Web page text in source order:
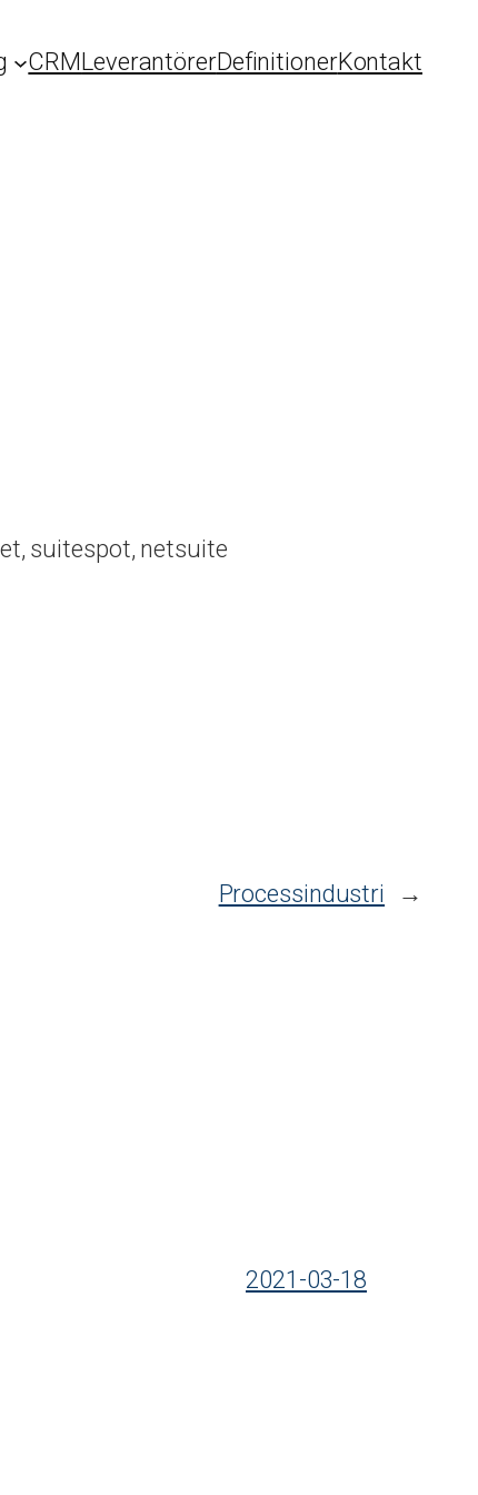
CRMLeverantörerDefinitionerKontakt
suitespot, netsuite
Processindustri →
2021-03-18